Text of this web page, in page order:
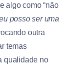
algo como “não
posso ser uma
outra
temas
qualidade no